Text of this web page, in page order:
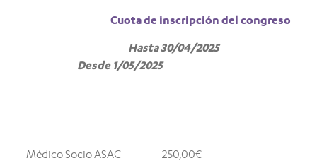
Cuota de inscripción del congreso
Hasta 30/04/2025
Desde 1/05/2025
Médico Socio ASAC
250,00€